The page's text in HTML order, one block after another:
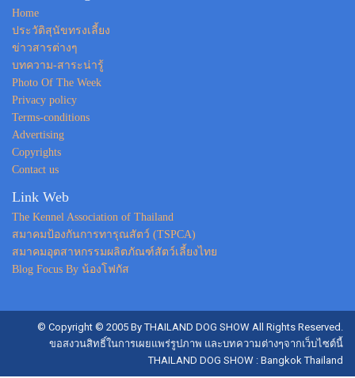
Home
ประวัติสุนัขทรงเลี้ยง
ข่าวสารต่างๆ
บทความ-สาระน่ารู้
Photo Of The Week
Privacy policy
Terms-conditions
Advertising
Copyrights
Contact us
Link Web
The Kennel Association of Thailand
สมาคมป้องกันการทารุณสัตว์ (TSPCA)
สมาคมอุตสาหกรรมผลิตภัณฑ์สัตว์เลี้ยงไทย
Blog Focus By น้องโฟกัส
© Copyright © 2005 By THAILAND DOG SHOW All Rights Reserved.
ขอสงวนสิทธิ์ในการเผยแพร่รูปภาพ และบทความต่างๆจากเว็บไซต์นี้
THAILAND DOG SHOW : Bangkok Thailand